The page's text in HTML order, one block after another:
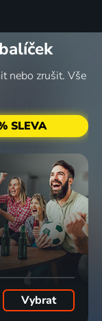
nebo zrušit. Vše
SLEVA
Vybrat